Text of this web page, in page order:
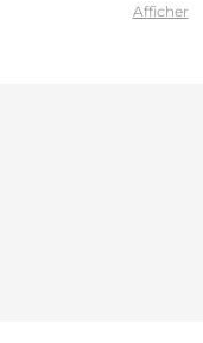
Afficher